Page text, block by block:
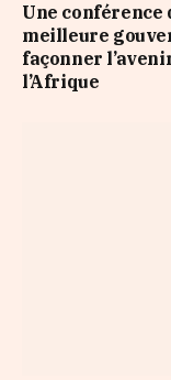
Une conférence
meilleure
façonner
l’Afrique